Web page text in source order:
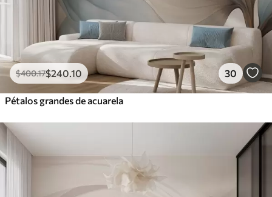
$400.17$240 .10 30
Pétalos grandes de acuarela